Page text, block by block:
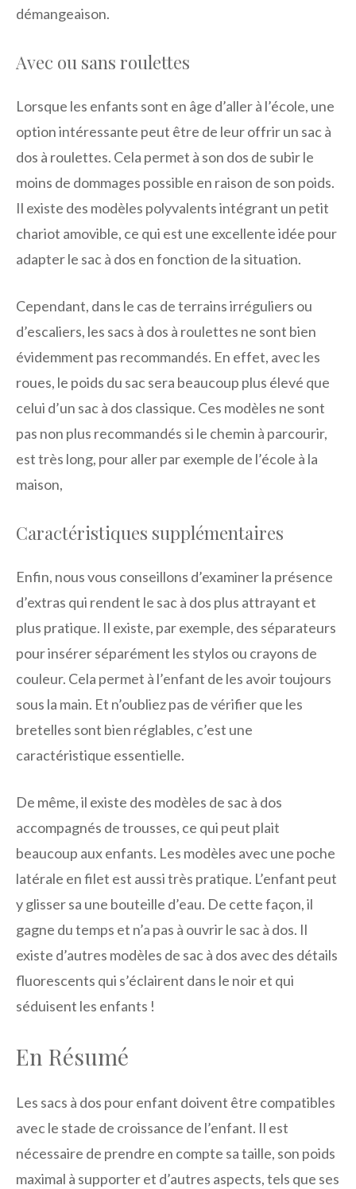
démangeaison.
Avec ou sans roulettes
Lorsque les enfants sont en âge d’aller à l’école, une
option intéressante peut être de leur offrir un sac à
dos à roulettes. Cela permet à son dos de subir le
moins de dommages possible en raison de son poids.
Il existe des modèles polyvalents intégrant un petit
chariot amovible, ce qui est une excellente idée pour
adapter le sac à dos en fonction de la situation.
Cependant, dans le cas de terrains irréguliers ou
d’escaliers, les sacs à dos à roulettes ne sont bien
évidemment pas recommandés. En effet, avec les
roues, le poids du sac sera beaucoup plus élevé que
celui d’un sac à dos classique. Ces modèles ne sont
pas non plus recommandés si le chemin à parcourir,
est très long, pour aller par exemple de l’école à la
maison,
Caractéristiques supplémentaires
Enfin, nous vous conseillons d’examiner la présence
d’extras qui rendent le sac à dos plus attrayant et
plus pratique. Il existe, par exemple, des séparateurs
pour insérer séparément les stylos ou crayons de
couleur. Cela permet à l’enfant de les avoir toujours
sous la main. Et n’oubliez pas de vérifier que les
bretelles sont bien réglables, c’est une
caractéristique essentielle.
De même, il existe des modèles de sac à dos
accompagnés de trousses, ce qui peut plait
beaucoup aux enfants. Les modèles avec une poche
latérale en filet est aussi très pratique. L’enfant peut
y glisser sa une bouteille d’eau. De cette façon, il
gagne du temps et n’a pas à ouvrir le sac à dos. Il
existe d’autres modèles de sac à dos avec des détails
fluorescents qui s’éclairent dans le noir et qui
séduisent les enfants !
En Résumé
Les sacs à dos pour enfant doivent être compatibles
avec le stade de croissance de l’enfant. Il est
nécessaire de prendre en compte sa taille, son poids
maximal à supporter et d’autres aspects, tels que ses